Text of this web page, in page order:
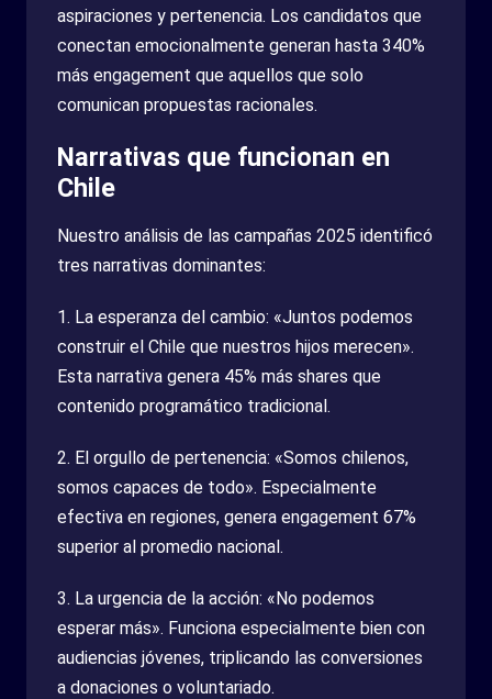
aspiraciones y pertenencia. Los candidatos que
conectan emocionalmente generan hasta 340%
más engagement que aquellos que solo
comunican propuestas racionales.
Narrativas que funcionan en
Chile
Nuestro análisis de las campañas 2025 identificó
tres narrativas dominantes:
1. La esperanza del cambio: «Juntos podemos
construir el Chile que nuestros hijos merecen».
Esta narrativa genera 45% más shares que
contenido programático tradicional.
2. El orgullo de pertenencia: «Somos chilenos,
somos capaces de todo». Especialmente
efectiva en regiones, genera engagement 67%
superior al promedio nacional.
3. La urgencia de la acción: «No podemos
esperar más». Funciona especialmente bien con
audiencias jóvenes, triplicando las conversiones
a donaciones o voluntariado.